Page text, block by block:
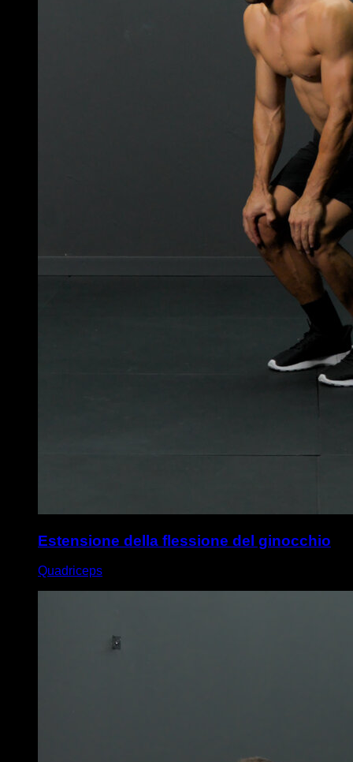
Estensione della flessione del ginocchio
Quadriceps